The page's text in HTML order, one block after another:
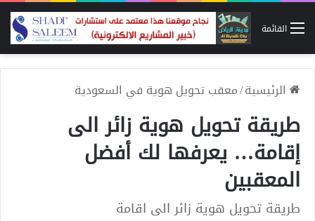
القائمة
الرئيسية/معقب تحويل هوية في السعودية
طريقة تحويل هوية زائر الى
إقامة… يعرفها لك أفضل
المعقبين
طريقة تحويل هوية زائر الى اقامة